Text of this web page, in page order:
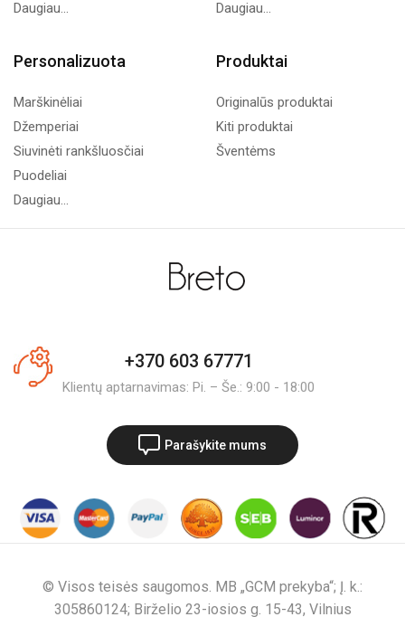
Daugiau...
Daugiau...
Personalizuota
Marškinėliai
Džemperiai
Siuvinėti rankšluosčiai
Puodeliai
Daugiau...
Produktai
Originalūs produktai
Kiti produktai
Šventėms
+370 603 67771
Klientų aptarnavimas: Pi. – Še.: 9:00 - 18:00
Parašykite mums
© Visos teisės saugomos. MB „GCM prekyba“; Į. k.:
305860124; Birželio 23-iosios g. 15-43, Vilnius